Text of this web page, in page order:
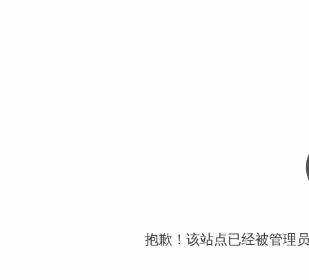
抱歉！该站点已经被管理